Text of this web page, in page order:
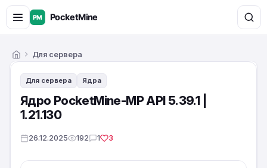
ГлавнаяДля сервера
Для сервера Ядра
Ядро PocketMine-MP API 5.39.1 |
1.21.130
26.12.2025 192 1 3